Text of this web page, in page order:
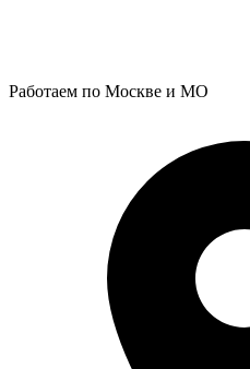
Работаем по Москве и МО